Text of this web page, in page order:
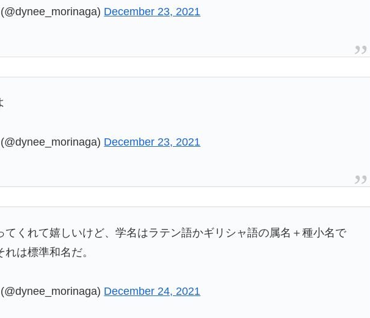
December 23, 2021
December 23, 2021
てくれて嬉しいけど、学名はラテン語かギリシャ語の属名＋種小名で
は標準和名だ。
December 24, 2021